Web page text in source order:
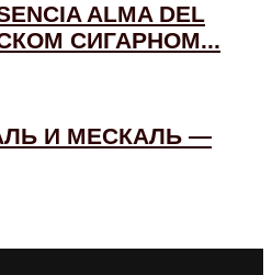
ALMA DEL
СИГАРНОМ...
И МЕСКАЛЬ —